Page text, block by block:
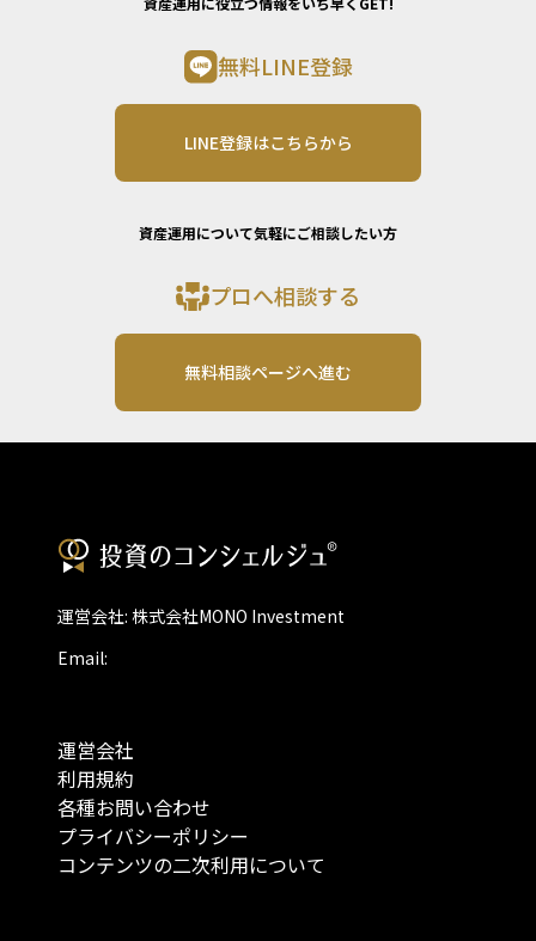
無料LINE登録
LINE登録はこちらから
資産運用について気軽にご相談したい方
プロへ相談する
無料相談ページへ進む
運営会社: 株式会社MONO Investment
Email:
運営会社
利用規約
各種お問い合わせ
プライバシーポリシー
コンテンツの二次利用について